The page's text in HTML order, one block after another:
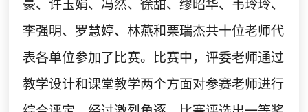
豪、许玉娟、冯然、徐甜、缪昭华、韦玲玲、
李强明、罗慧婷、林燕和栗瑞杰共十位老师代
表各单位参加了比赛。比赛中，评委老师通过
教学设计和课堂教学两个方面对参赛老师进行